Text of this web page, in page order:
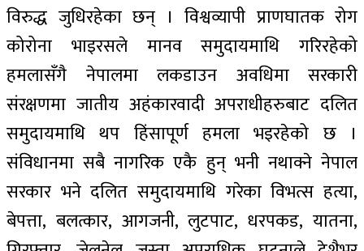
विरुद्ध जुधिरहेका छन् । विश्वव्यापी प्राणघातक रोग
कोरोना भाइरसले मानव समुदायमाथि गरिरहेको
हमलासँगै नेपालमा लकडाउन अवधिमा सरकारी
संरक्षणमा जातीय अहंकारवादी अपराधीहरुबाट दलित
समुदायमाथि थप हिंसापूर्ण हमला भइरहेको छ ।
संविधानमा सबै नागरिक एकै हुन् भनी नथाक्ने नेपाल
सरकार भने दलित समुदायमाथि गरेका विभत्स हत्या,
बेपत्ता, बलत्कार, आगजनी, लुटपाट, धरपकड, यातना,